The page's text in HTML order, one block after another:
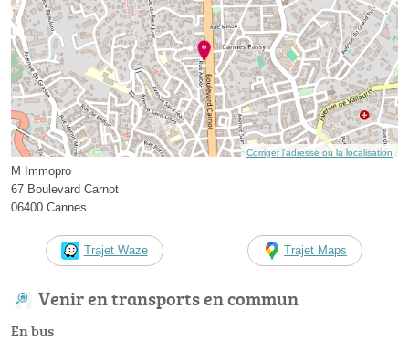
Corriger l’adresse ou la localisation
M Immopro
67 Boulevard Carnot
06400 Cannes
Trajet Waze Trajet Maps
Venir en transports en commun
En bus